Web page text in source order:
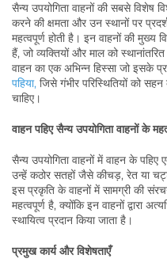
सैन्य उपयोगिता वाहनों की सबसे विशेष
करने की क्षमता और उन स्थानों पर
महत्वपूर्ण होती है। इन वाहनों की मुख्य
हैं, जो व्यक्तियों और माल को
वाहन का एक अभिन्न हिस्सा जो इसके
पहिया, जिसे गंभीर परिस्थितियों को
चाहिए।
वाहन पहिए सैन्य उपयोगिता वाहनों के
सैन्य उपयोगिता वाहनों में वाहन के
उन्हें कठोर सतहों जैसे कीचड़, रेत या
इस प्रकृति के वाहनों में सामग्री की
महत्वपूर्ण है, क्योंकि इन वाहनों द्वारा
स्थायित्व प्रदान किया जाता है।
प्रमुख कार्य और विशेषताएँ